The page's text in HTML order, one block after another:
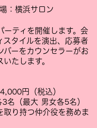
：横浜サロン
ーティを開催します。会
スタイルを演出、応募者
バーをカウンセラーがお
たします。
円（税込）
（最大 男女各5名）
り持つ仲介役を務めま